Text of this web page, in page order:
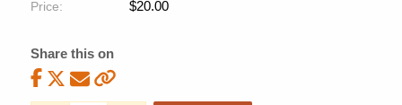
Price:
$20.00
Share this on